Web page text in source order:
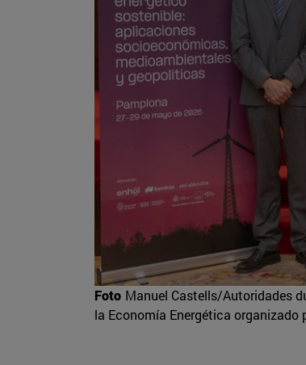
Foto Manuel Castells/Autoridades
la Economía Energética organizado